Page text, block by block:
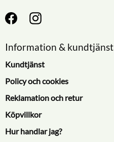
Information & kundtjänst
Kundtjänst
Policy och cookies
Reklamation och retur
Köpvillkor
Hur handlar jag?